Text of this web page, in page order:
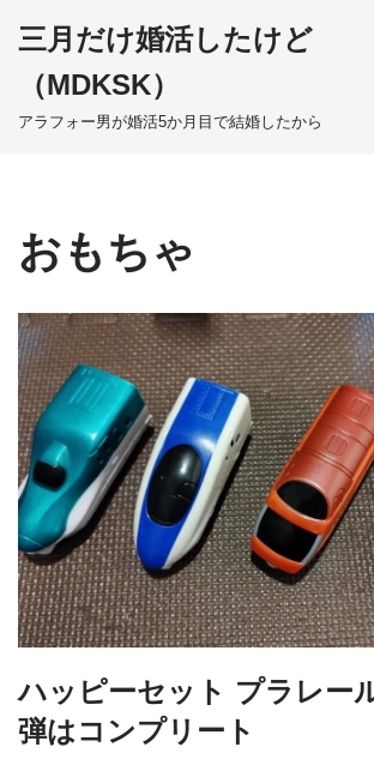
テ
ス
キ
プ
三月だけ婚活したけど
（MDKSK）
アラフォー男が婚活5か月目で結婚したから
おもちゃ
ハッピーセット プラレー
弾はコンプリート